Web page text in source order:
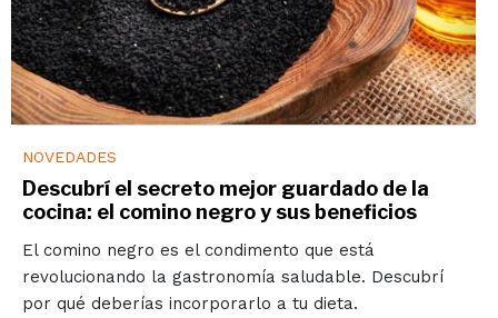
NOVEDADES
Descubrí el secreto mejor guardado de la
cocina: el comino negro y sus beneficios
El comino negro es el condimento que está
revolucionando la gastronomía saludable. Descubrí
por qué deberías incorporarlo a tu dieta.